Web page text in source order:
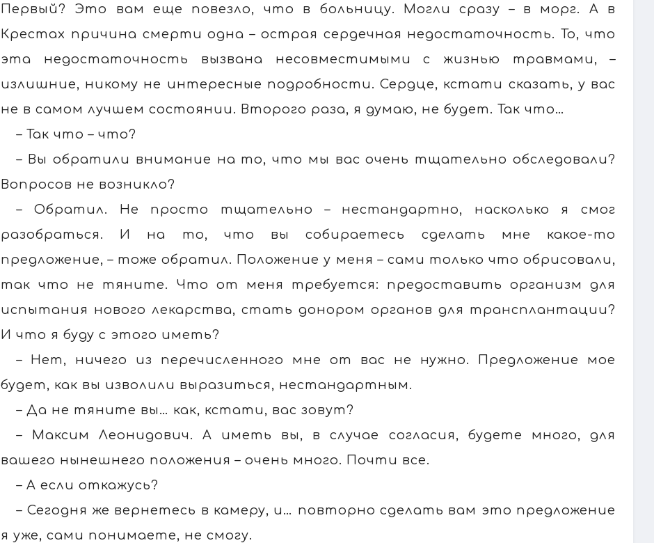
Первый? Это вам еще повезло, что в больницу. Могли сразу – в морг. А в
Крестах причина смерти одна – острая сердечная недостаточность. То, что
эта недостаточность вызвана несовместимыми с жизнью травмами, –
излишние, никому не интересные подробности. Сердце, кстати сказать, у вас
не в самом лучшем состоянии. Второго раза, я думаю, не будет. Так что…
– Так что – что?
– Вы обратили внимание на то, что мы вас очень тщательно обследовали?
Вопросов не возникло?
– Обратил. Не просто тщательно – нестандартно, насколько я смог
разобраться. И на то, что вы собираетесь сделать мне какое-то
предложение, – тоже обратил. Положение у меня – сами только что обрисовали,
так что не тяните. Что от меня требуется: предоставить организм для
испытания нового лекарства, стать донором органов для трансплантации?
И что я буду с этого иметь?
– Нет, ничего из перечисленного мне от вас не нужно. Предложение мое
будет, как вы изволили выразиться, нестандартным.
– Да не тяните вы… как, кстати, вас зовут?
– Максим Леонидович. А иметь вы, в случае согласия, будете много, для
вашего нынешнего положения – очень много. Почти все.
– А если откажусь?
– Сегодня же вернетесь в камеру, и… повторно сделать вам это предложение
я уже, сами понимаете, не смогу.